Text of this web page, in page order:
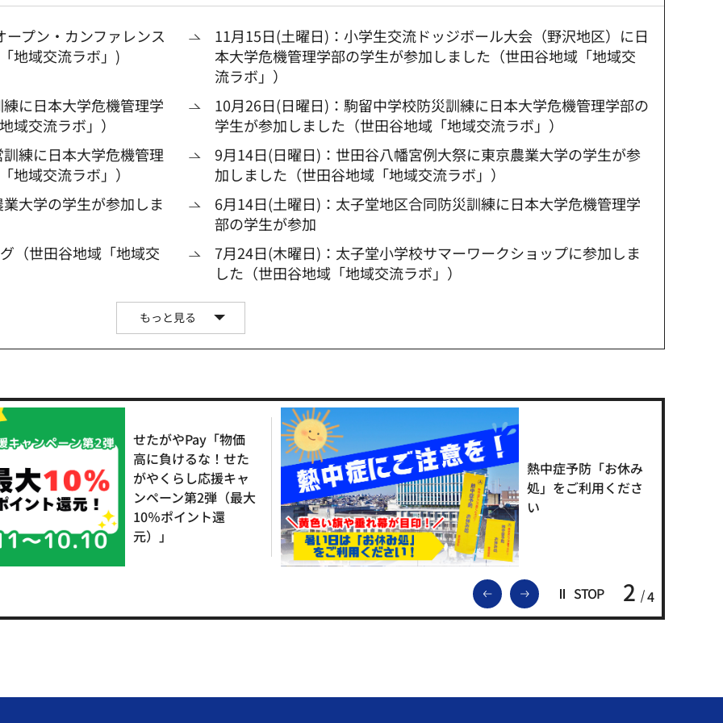
プン・カンファレンス
地域交流ラボ」)
11月15日(土曜日)：小学生交流ドッジボール大会（野沢地区）に日
本大学危機管理学部の学生が参加しました（世田谷地域「地域交
流ラボ」）
に日本大学危機管理学
域交流ラボ」）
10月26日(日曜日)：駒留中学校防災訓練に日本大学危機管理学部の
学生が参加しました（世田谷地域「地域交流ラボ」）
練に日本大学危機管理
地域交流ラボ」）
9月14日(日曜日)：世田谷八幡宮例大祭に東京農業大学の学生が参
加しました（世田谷地域「地域交流ラボ」）
大学の学生が参加しま
6月14日(土曜日)：太子堂地区合同防災訓練に日本大学危機管理学
部の学生が参加
（世田谷地域「地域交
7月24日(木曜日)：太子堂小学校サマーワークショップに参加しま
した（世田谷地域「地域交流ラボ」）
もっと見る
前のスライドを表示
次のスライドを表示
STOP 2 4
せたがやPay「物価
高に負けるな！せた
がやくらし応援キャ
ンペーン第2弾（最大
10％ポイント還
元）」
熱中症予防「お休み
処」をご利用くださ
い